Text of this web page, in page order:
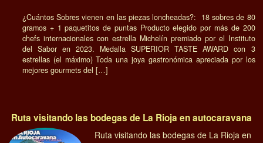
¿Cuántos Sobres vienen en las piezas loncheadas?: 18 sobres de 80
gramos + 1 paquetitos de puntas Producto elegido por más de 200
chefs internacionales con estrella Michelín premiado por el Instituto
del Sabor en 2023. Medalla SUPERIOR TASTE AWARD con 3
estrellas (el máximo) Toda una joya gastronómica apreciada por los
mejores gourmets del […]
Ruta visitando las bodegas de La Rioja en autocaravana
Ruta visitando las bodegas de La Rioja en